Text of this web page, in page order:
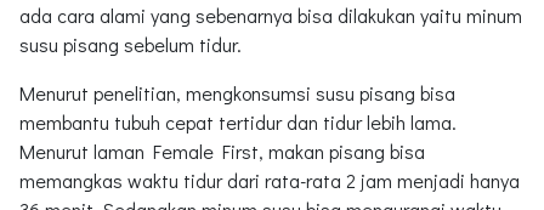
ada cara alami yang sebenarnya bisa dilakukan yaitu minum
susu pisang sebelum tidur.
Menurut penelitian, mengkonsumsi susu pisang bisa
membantu tubuh cepat tertidur dan tidur lebih lama.
Menurut laman Female First, makan pisang bisa
memangkas waktu tidur dari rata-rata 2 jam menjadi hanya